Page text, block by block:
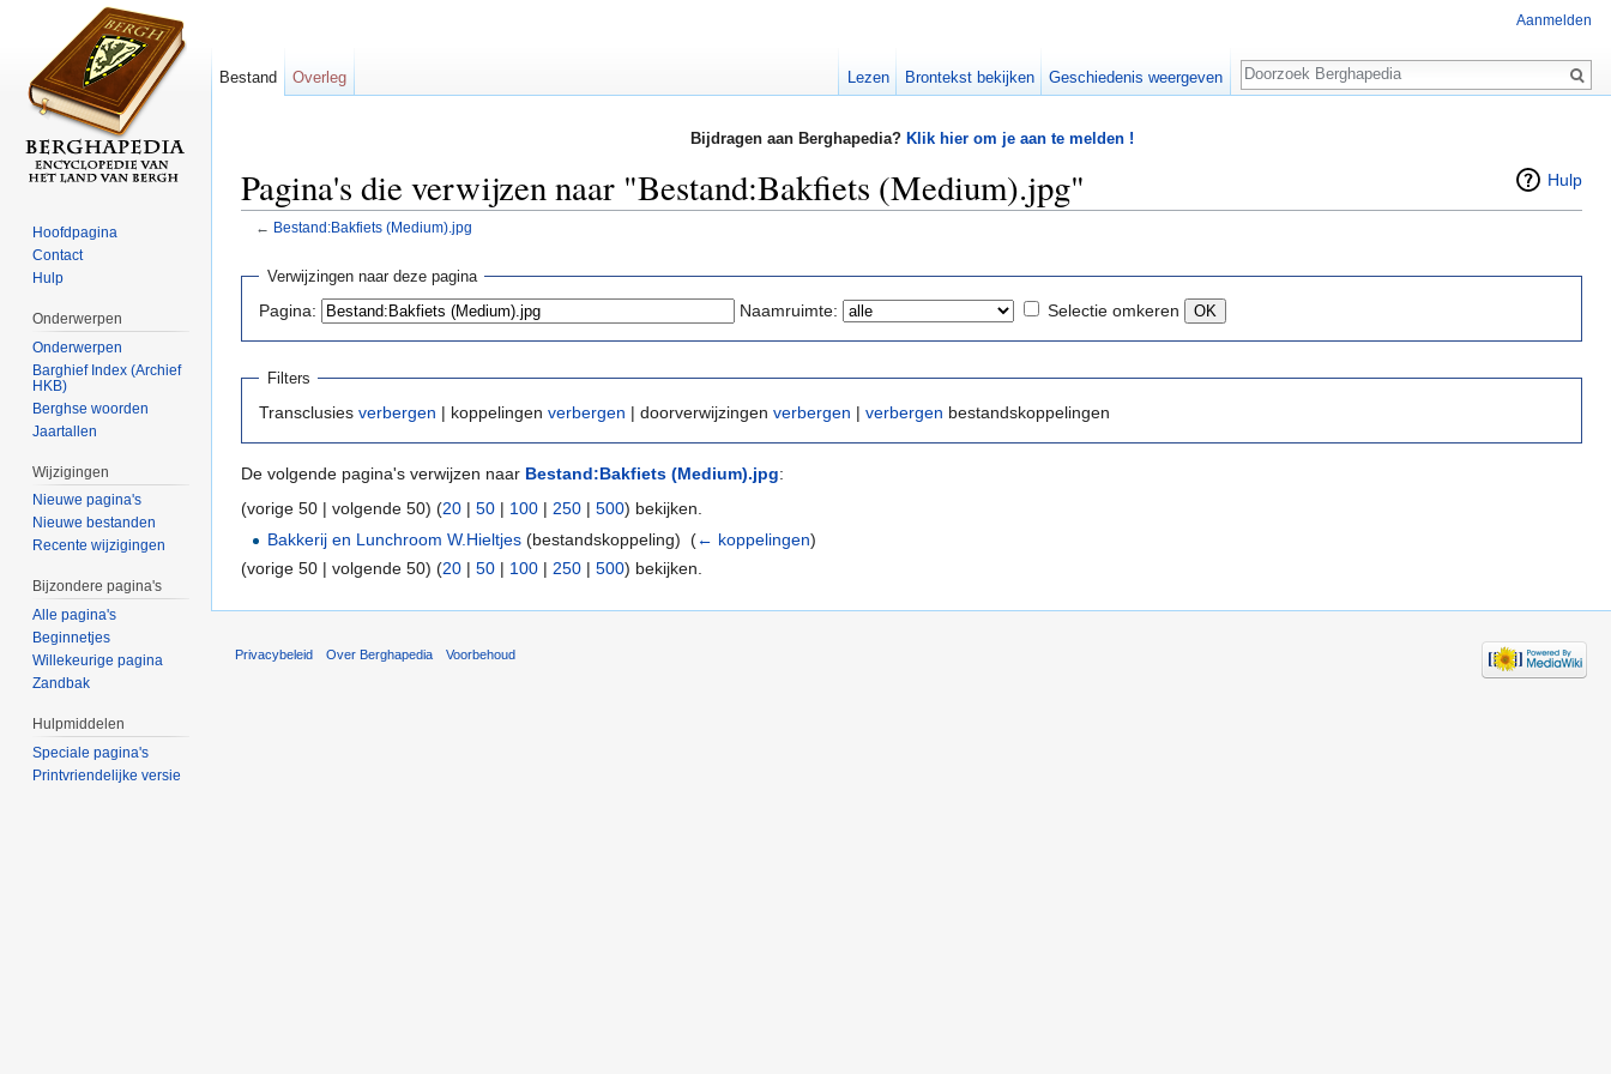
Bijdragen aan Berghapedia? Klik hier om je aan te melden !
Hulp
Pagina's die verwijzen naar "Bestand:Bakfiets (Medium).jpg"
← Bestand:Bakfiets (Medium).jpg
Verwijzingen naar deze pagina
Pagina: Naamruimte: Selectie omkeren
Filters
Transclusies verbergen | koppelingen verbergen | doorverwijzingen verbergen | verbergen bestandskoppelingen
De volgende pagina's verwijzen naar Bestand:Bakfiets (Medium).jpg:
(vorige 50 | volgende 50) (20 | 50 | 100 | 250 | 500) bekijken.
Bakkerij en Lunchroom W.Hieltjes (bestandskoppeling) ‎(← koppelingen)
(vorige 50 | volgende 50) (20 | 50 | 100 | 250 | 500) bekijken.
Aanmelden
Bestand Overleg Lezen Brontekst bekijken Geschiedenis weergeven
Zoeken
Hoofdpagina
Contact
Hulp
Onderwerpen
Onderwerpen
Barghief Index (Archief
HKB)
Berghse woorden
Jaartallen
Wijzigingen
Nieuwe pagina's
Nieuwe bestanden
Recente wijzigingen
Bijzondere pagina's
Alle pagina's
Beginnetjes
Willekeurige pagina
Zandbak
Hulpmiddelen
Speciale pagina's
Printvriendelijke versie
Privacybeleid Over Berghapedia Voorbehoud